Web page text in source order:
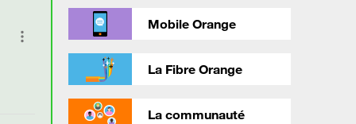
Mobile Orange
La Fibre Orange
La communauté